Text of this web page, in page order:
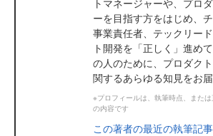
ーを目指す方をはじめ、
事業責任者、テックリー
ト開発を「正しく」進め
の人のために、プロダク
関するあらゆる知見をお
※プロフィールは、執筆時点、また
の内容です
この著者の最近の執筆記事